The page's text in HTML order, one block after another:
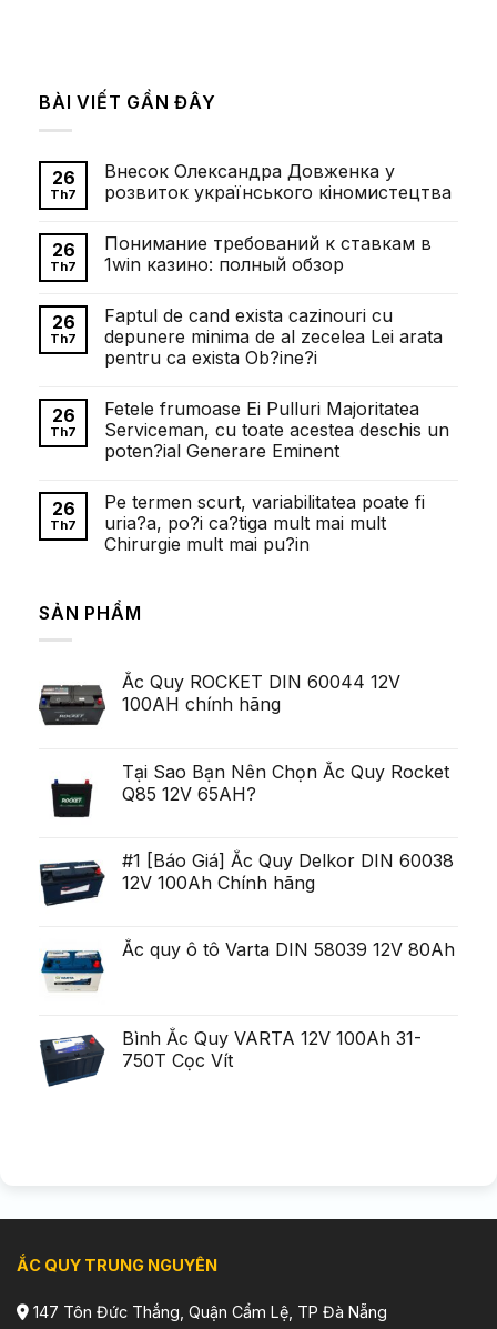
BÀI VIẾT GẦN ĐÂY
26
Th7
Внесок Олександра Довженка у
розвиток українського кіномистецтва
bình
luận
ở
Довженка
у
розвиток
українського
26
Th7
Понимание требований к ставкам в
1win казино: полный обзор
bình
luận
ở
Понимание
ставкам
в
1win
казино:
полный
26
Th7
Faptul de cand exista cazinouri cu
depunere minima de al zecelea Lei arata
pentru ca exista Ob?ine?i
bình
luận
ở
Faptul
exista
cazinouri
cu
depunere
minima
zecelea
Lei
exista
Ob?
ine?
i
26
Th7
Fetele frumoase Ei Pulluri Majoritatea
Serviceman, cu toate acestea deschis un
poten?ial Generare Eminent
bình
luận
ở
Fetele
Majoritatea
Serviceman,
deschis
poten?
ial
26
Th7
Pe termen scurt, variabilitatea poate fi
uria?a, po?i ca?tiga mult mai mult
Chirurgie mult mai pu?in
bình
luận
ở
scurt,
variabilitatea
poate
fi
tiga
Chirurgie
mult
mai
SẢN PHẨM
Ắc Quy ROCKET DIN 60044 12V
100AH chính hãng
Tại Sao Bạn Nên Chọn Ắc Quy Rocket
Q85 12V 65AH?
#1 [Báo Giá] Ắc Quy Delkor DIN 60038
12V 100Ah Chính hãng
Ắc quy ô tô Varta DIN 58039 12V 80Ah
Bình Ắc Quy VARTA 12V 100Ah 31-
750T Cọc Vít
ẮC QUY TRUNG NGUYÊN
147 Tôn Đức Thắng, Quận Cẩm Lệ, TP Đà Nẵng